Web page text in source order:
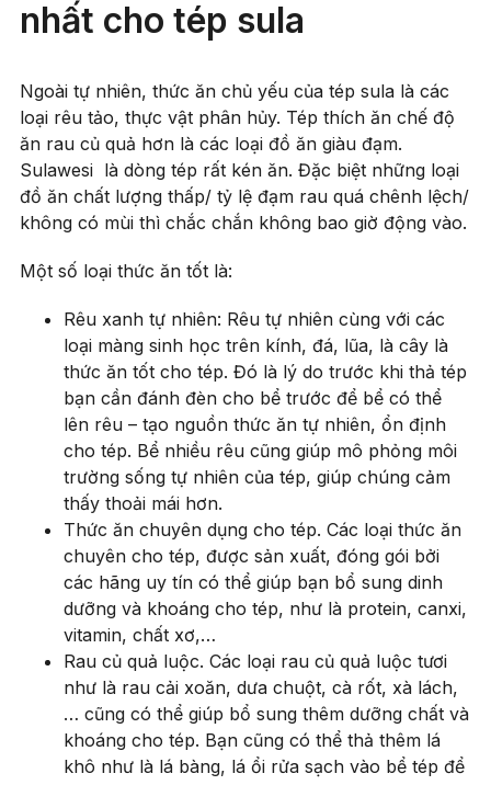
nhất cho tép sula
Ngoài tự nhiên, thức ăn chủ yếu của tép sula là các
loại rêu tảo, thực vật phân hủy. Tép thích ăn chế độ
ăn rau củ quả hơn là các loại đồ ăn giàu đạm.
Sulawesi là dòng tép rất kén ăn. Đặc biệt những loại
đồ ăn chất lượng thấp/ tỷ lệ đạm rau quá chênh lệch/
không có mùi thì chắc chắn không bao giờ động vào.
Một số loại thức ăn tốt là:
Rêu xanh tự nhiên: Rêu tự nhiên cùng với các
loại màng sinh học trên kính, đá, lũa, là cây là
thức ăn tốt cho tép. Đó là lý do trước khi thả tép
bạn cần đánh đèn cho bể trước để bể có thể
lên rêu – tạo nguồn thức ăn tự nhiên, ổn định
cho tép. Bể nhiều rêu cũng giúp mô phỏng môi
trường sống tự nhiên của tép, giúp chúng cảm
thấy thoải mái hơn.
Thức ăn chuyên dụng cho tép. Các loại thức ăn
chuyên cho tép, được sản xuất, đóng gói bởi
các hãng uy tín có thể giúp bạn bổ sung dinh
dưỡng và khoáng cho tép, như là protein, canxi,
vitamin, chất xơ,…
Rau củ quả luộc. Các loại rau củ quả luộc tươi
như là rau cải xoăn, dưa chuột, cà rốt, xà lách,
… cũng có thể giúp bổ sung thêm dưỡng chất và
khoáng cho tép. Bạn cũng có thể thả thêm lá
khô như là lá bàng, lá ổi rửa sạch vào bể tép để